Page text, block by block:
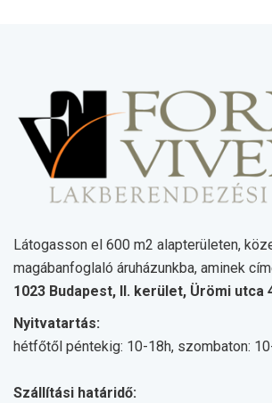
Látogasson el 600 m2 alapterületen,
magábanfoglaló áruházunkba, aminek
1023 Budapest, II. kerület, Ürömi utca
Nyitvatartás:
hétfőtől péntekig: 10-18h, szombaton:
Szállítási határidő: